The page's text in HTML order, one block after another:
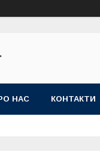
НАС КОНТАКТИ